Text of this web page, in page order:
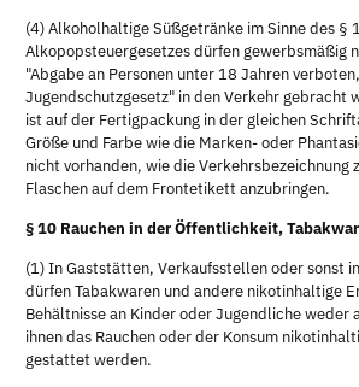
(4) Alkoholhaltige Süßgetränke im Sinne des §
Alkopopsteuergesetzes dürfen gewerbsmäßig
"Abgabe an Personen unter 18 Jahren
Jugendschutzgesetz" in den Verkehr gebracht
ist auf der Fertigpackung in der gleichen
Größe und Farbe wie die Marken- oder
nicht vorhanden, wie die Verkehrsbezeichnung
Flaschen auf dem Frontetikett anzubringen.
§ 10 Rauchen in der Öffentlichkeit,
(1) In Gaststätten, Verkaufsstellen oder sonst
dürfen Tabakwaren und andere nikotinhaltige
Behältnisse an Kinder oder Jugendliche weder
ihnen das Rauchen oder der Konsum
gestattet werden.